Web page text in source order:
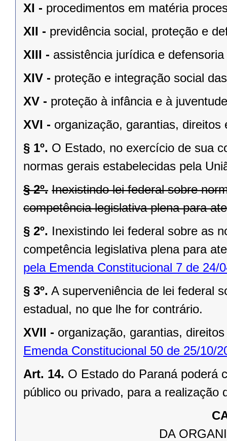
XI - procedimentos em matéria
XII - previdência social, proteção e
XIII - assistência jurídica e
XIV - proteção e integração social
XV - proteção à infância e à
XVI - organização, garantias,
§ 1º. O Estado, no exercício de sua
normas gerais estabelecidas pela
§ 2º. Inexistindo lei federal sobre
competência legislativa plena para
§ 2º. Inexistindo lei federal sobre as
competência legislativa plena para
pela Emenda Constitucional 7 de 24/
§ 3º. A superveniência de lei federal
estadual, no que lhe for contrário.
XVII - organização, garantias,
Emenda Constitucional 50 de 25/10/
Art. 14. O Estado do Paraná poderá
público ou privado, para a realização
DA